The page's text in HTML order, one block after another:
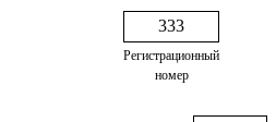
333
Регистрационный
номер